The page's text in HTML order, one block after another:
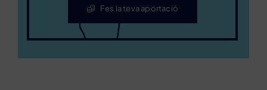
Fes la teva aportació